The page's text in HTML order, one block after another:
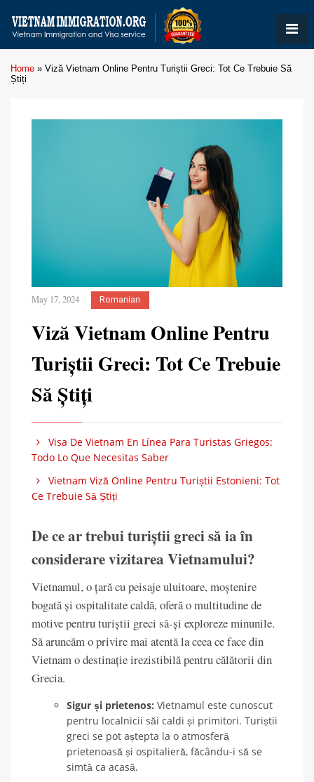
Home » Viză Vietnam Online Pentru Turiștii Greci: Tot Ce Trebuie Să
Știți
May 17, 2024 Romanian
Viză Vietnam Online Pentru
Turiștii Greci: Tot Ce Trebuie
Să Știți
Visa De Vietnam En Línea Para Turistas Griegos:
Todo Lo Que Necesitas Saber
Vietnam Viză Online Pentru Turiștii Estonieni: Tot
Ce Trebuie Să Știți
De ce ar trebui turiștii greci să ia în
considerare vizitarea Vietnamului?
Vietnamul, o țară cu peisaje uluitoare, moștenire
bogată și ospitalitate caldă, oferă o multitudine de
motive pentru turiștii greci să-și exploreze minunile.
Să aruncăm o privire mai atentă la ceea ce face din
Vietnam o destinație irezistibilă pentru călătorii din
Grecia.
Sigur și prietenos: Vietnamul este cunoscut
pentru localnicii săi caldi și primitori. Turiștii
greci se pot aștepta la o atmosferă
prietenoasă și ospitalieră, făcându-i să se
simtă ca acasă.